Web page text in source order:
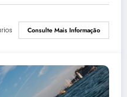
Consulte Mais Informação